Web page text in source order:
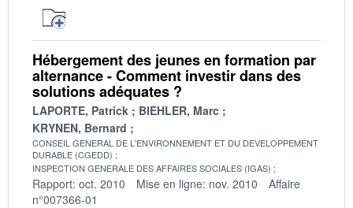
Hébergement des jeunes en formation par
alternance - Comment investir dans des
solutions adéquates ?
LAPORTE, Patrick
BIEHLER, Marc
KRYNEN, Bernard
CONSEIL GENERAL DE L'ENVIRONNEMENT ET DU DEVELOPPEMENT
DURABLE (CGEDD)
INSPECTION GENERALE DES AFFAIRES SOCIALES (IGAS)
Rapport: oct. 2010 Mise en ligne: nov. 2010
Affaire
n°007366-01